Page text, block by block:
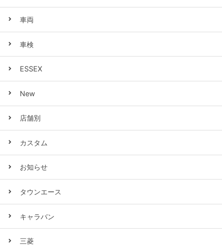
車両
車検
ESSEX
New
店舗別
カスタム
お知らせ
タウンエース
キャラバン
三菱